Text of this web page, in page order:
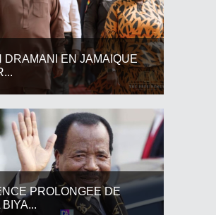
DRAMANI EN JAMAIQUE
PROLONGEE DE
BIYA...